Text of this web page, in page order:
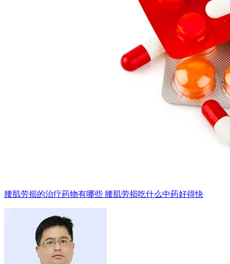
腰肌劳损的治疗药物有哪些 腰肌劳损吃什么中药好得快